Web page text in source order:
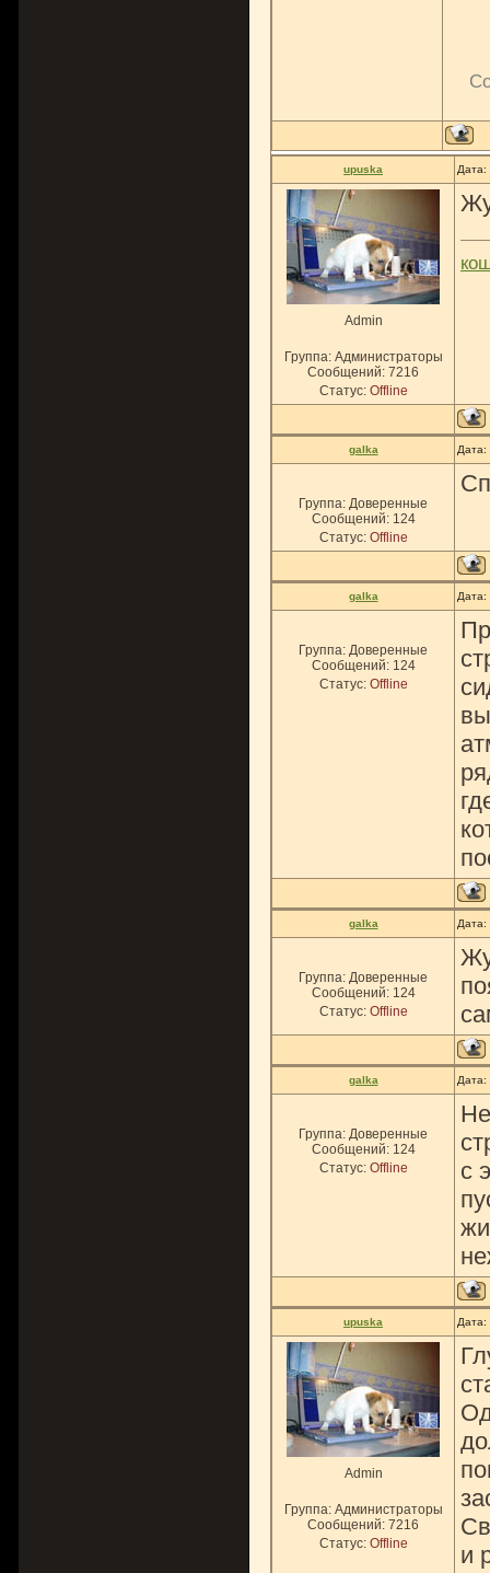
upuska Дата:
Admin
Группа: Администраторы
Сообщений: 7216
Статус: Offline
galka
Группа: Доверенные
Сообщений: 124
Статус: Offline
galka Дата:
Группа: Доверенные
Сообщений: 124
Статус: Offline
galka
Группа: Доверенные
Сообщений: 124
Статус: Offline
galka
Группа: Доверенные
Сообщений: 124
Статус: Offline
с
upuska
Admin
Группа: Администраторы
Сообщений: 7216
Статус: Offline
и